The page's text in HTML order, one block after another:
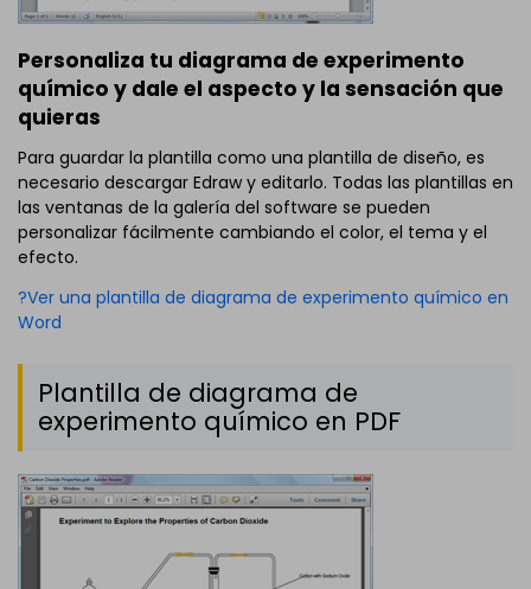
Personaliza tu diagrama de experimento
químico y dale el aspecto y la sensación que
quieras
Para guardar la plantilla como una plantilla de diseño, es
necesario descargar Edraw y editarlo. Todas las plantillas en
las ventanas de la galería del software se pueden
personalizar fácilmente cambiando el color, el tema y el
efecto.
?Ver una plantilla de diagrama de experimento químico en
Word
Plantilla de diagrama de
experimento químico en PDF